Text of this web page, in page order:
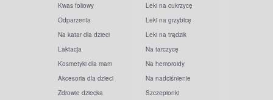
Kwas foliowy
Odparzenia
Na katar dla dzieci
Laktacja
Kosmetyki dla mam
Akcesoria dla dzieci
Zdrowie dziecka
Leki na cukrzycę
Leki na grzybicę
Leki na trądzik
Na tarczycę
Na hemoroidy
Na nadciśnienie
Szczepionki